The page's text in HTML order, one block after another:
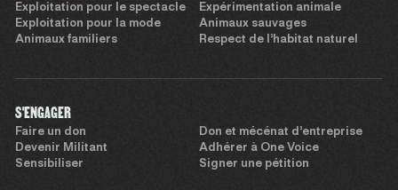
Exploitation pour le spectacle
Expérimentation animale
Exploitation pour la mode
Animaux sauvages
Animaux familiers
Respect de l’habitat naturel
S'ENGAGER
Faire un don
Don et mécénat d’entreprise
Devenir Militant
Adhérer à One Voice
Sensibiliser
Signer une pétition